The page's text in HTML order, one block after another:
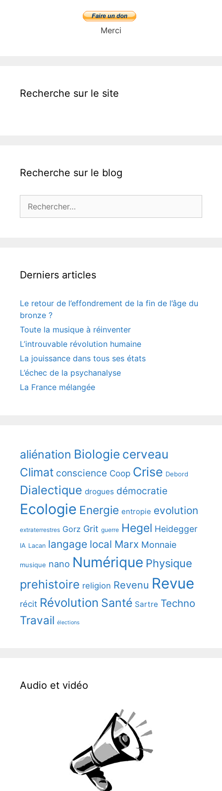
Merci
Recherche sur le site
Recherche sur le blog
Derniers articles
Le retour de l’effondrement de la fin de l’âge du
bronze ?
Toute la musique à réinventer
L’introuvable révolution humaine
La jouissance dans tous ses états
L’échec de la psychanalyse
La France mélangée
aliénation Biologie cerveau
Climat conscience Coop Crise Debord
Dialectique drogues démocratie
Ecologie Energie entropie evolution
extraterrestres Gorz Grit guerre Hegel Heidegger
IA Lacan langage local Marx Monnaie
musique nano Numérique Physique
prehistoire religion Revenu Revue
récit Révolution Santé Sartre Techno
Travail élections
Audio et vidéo